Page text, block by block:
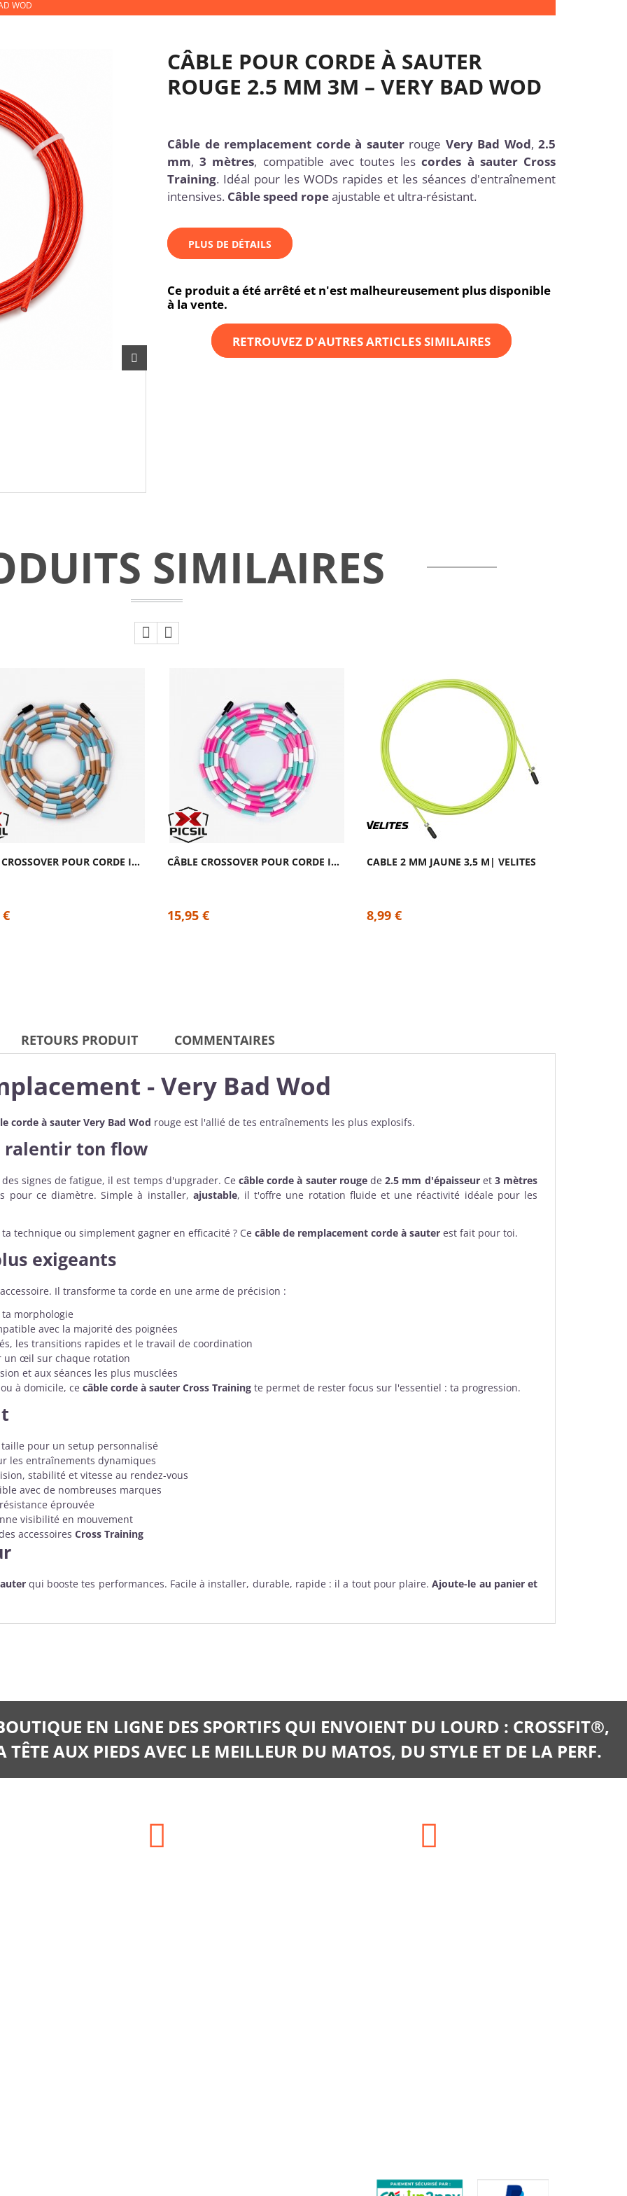
WOD
CÂBLE POUR CORDE À SAUTER
ROUGE 2.5 MM 3M – VERY BAD WOD
Câble de remplacement corde à sauterrouge Very Bad Wod, 2.5
mm,3 mètres, compatible avec toutes lescordes à sauter Cross
Training. Idéal pour les WODs rapides et les séances d'entraînement
intensives. Câble speed ropeajustable et ultra-résistant.
PLUS DE DÉTAILS
Ce produit a été arrêté et n'est malheureusement plus disponible
à la vente.
RETROUVEZ D'AUTRES ARTICLES SIMILAIRES
SIMILAIRES
CÂBLE CROSSOVER POUR CORDE INSIGNE COPPER... CÂBLE CROSSOVER POUR CORDE INSIGNE CYAN...
15,95 €
CABLE 2 MM JAUNE 3,5 M| VELITES
8,99 €
RETOURS PRODUIT COMMENTAIRES
- Very Bad Wod
corde à sauter Very Bad Wod rouge est l'allié de tes entraînements les plus explosifs.
ralentir ton flow
signes de fatigue, il est temps d'upgrader. Cecâble corde à sauter rougede2.5 mm d'épaisseuret 3 mètres
pour ce diamètre. Simple à installer, ajustable, il t'offre une rotation fluide et une réactivité idéale pour les
technique ou simplement gagner en efficacité ? Ce câble de remplacement corde à sauter est fait pour toi.
exigeants
Il transforme ta corde en une arme de précision :
morphologie
avec la majorité des poignées
les transitions rapides et le travail de coordination
un œil sur chaque rotation
et aux séances les plus musclées
à domicile, ce câble corde à sauter Cross Training te permet de rester focus sur l'essentiel : ta progression.
pour un setup personnalisé
les entraînements dynamiques
stabilité et vitesse au rendez-vous
avec de nombreuses marques
éprouvée
visibilité en mouvement
accessoires Cross Training
qui booste tes performances. Facile à installer, durable, rapide : il a tout pour plaire.Ajoute-le au panier et
EN LIGNE DES SPORTIFS QUI ENVOIENT DU LOURD : CROSSFIT®,
AUX PIEDS AVEC LE MEILLEUR DU MATOS, DU STYLE ET DE LA PERF.